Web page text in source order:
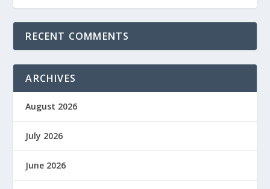
RECENT COMMENTS
ARCHIVES
August 2026
July 2026
June 2026